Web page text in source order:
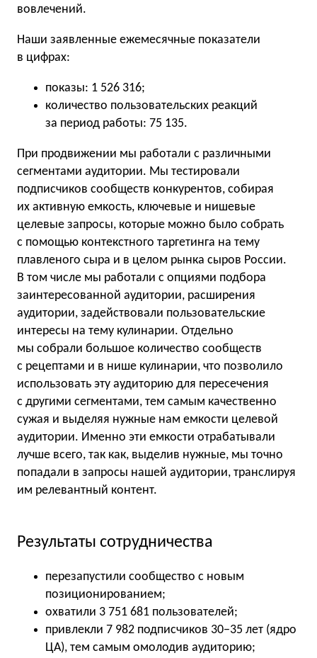
вовлечений.
Наши заявленные ежемесячные показатели
в цифрах:
показы: 1 526 316;
количество пользовательских реакций
за период работы: 75 135.
При продвижении мы работали с различными
сегментами аудитории. Мы тестировали
подписчиков сообществ конкурентов, собирая
их активную емкость, ключевые и нишевые
целевые запросы, которые можно было собрать
с помощью контекстного таргетинга на тему
плавленого сыра и в целом рынка сыров России.
В том числе мы работали с опциями подбора
заинтересованной аудитории, расширения
аудитории, задействовали пользовательские
интересы на тему кулинарии. Отдельно
мы собрали большое количество сообществ
с рецептами и в нише кулинарии, что позволило
использовать эту аудиторию для пересечения
с другими сегментами, тем самым качественно
сужая и выделяя нужные нам емкости целевой
аудитории. Именно эти емкости отрабатывали
лучше всего, так как, выделив нужные, мы точно
попадали в запросы нашей аудитории, транслируя
им релевантный контент.
Результаты сотрудничества
перезапустили сообщество с новым
позиционированием;
охватили 3 751 681 пользователей;
привлекли 7 982 подписчиков 30−35 лет (ядро
ЦА), тем самым омолодив аудиторию;